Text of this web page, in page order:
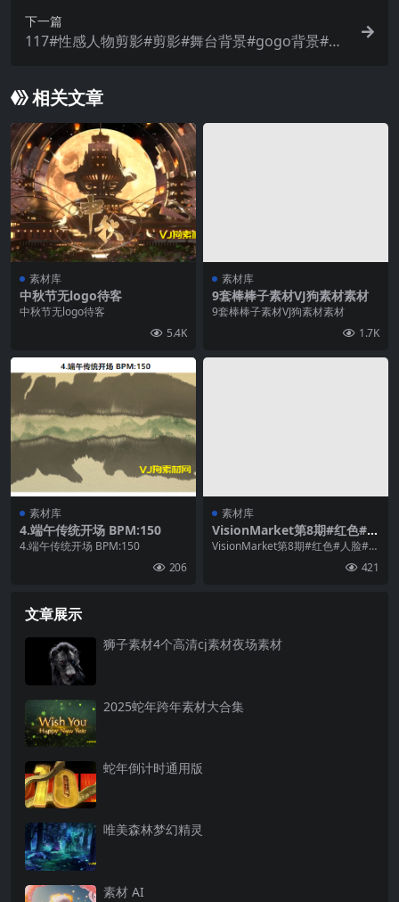
下一篇
117#性感人物剪影#剪影#舞台背景#gogo背景#舞
相关文章
素材库
中秋节无logo待客
中秋节无logo待客
5.4K
素材库
9套棒棒子素材VJ狗素材素材
9套棒棒子素材VJ狗素材素材
1.7K
素材库
4.端午传统开场 BPM:150
4.端午传统开场 BPM:150
206
素材库
VisionMarket第8期#红色#人
脸#节奏#VJLoop 第08期素
VisionMarket第8期#红色#人脸#节
421
文章展示
狮子素材4个高清cj素材夜场素材
2025蛇年跨年素材大合集
蛇年倒计时通用版
唯美森林梦幻精灵
素材 AI